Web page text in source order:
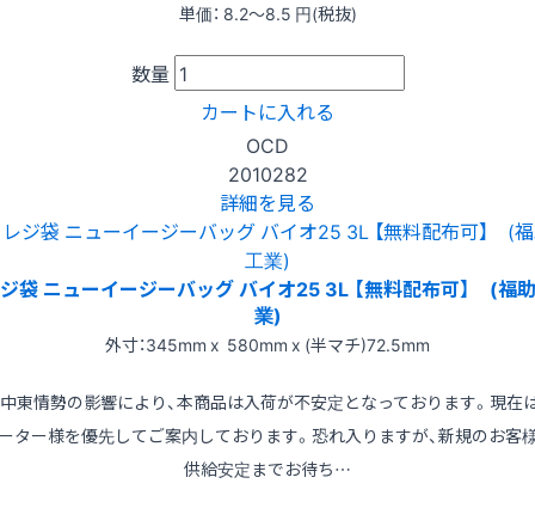
単価： 8.2〜8.5 円(税抜)
数量
カートに入れる
OCD
2010282
詳細を見る
袋 ニューイージーバッグ バイオ25 3L 【無料配布可】 (福
業)
外寸：345mm x 580mm x (半マチ)72.5mm
東情勢の影響により、本商品は入荷が不安定となっております。現在
ター様を優先してご案内しております。恐れ入りますが、新規のお客
供給安定までお待ち…